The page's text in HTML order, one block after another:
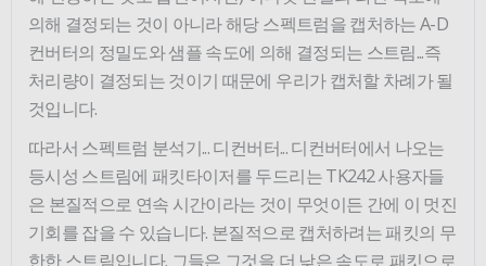
의해 결정되는 것이 아니라 해당 스펙트럼을 캡처하는 A-D
컨버터의 정밀도와 샘플 속도에 의해 결정되는 스트림...즉
처리량이 결정되는 것이기 때문에 우리가 캡처할 차례가 될
것입니다.
따라서 스펙트럼 분석기... 디컨버터... 디컨버터에서 나오는
등시성 스트림에 패킷타이저를 두드리는 TK242 사용자들
은 본질적으로 연속 시간이라는 것이 무엇이든 간에 이 멋진
기회를 잡을 수 있습니다. 본질적으로 캡처하려는 패킷의 무
한한 스트림입니다. 그들은 그것을 더 낮은 속도로 패킷으로